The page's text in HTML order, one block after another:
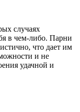
случаях
в чем-либо. Парни
что дает им
и не
удачной и